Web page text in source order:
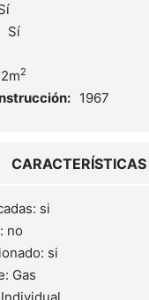
Sí
2
1967
CARACTERÍSTICAS
si
no
si
Gas